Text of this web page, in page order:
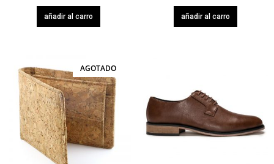
añadir al carro añadir al carro
AGOTADO